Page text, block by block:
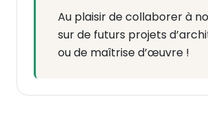
Au plaisir de collaborer à
sur de futurs projets
ou de maîtrise d’œuvre !